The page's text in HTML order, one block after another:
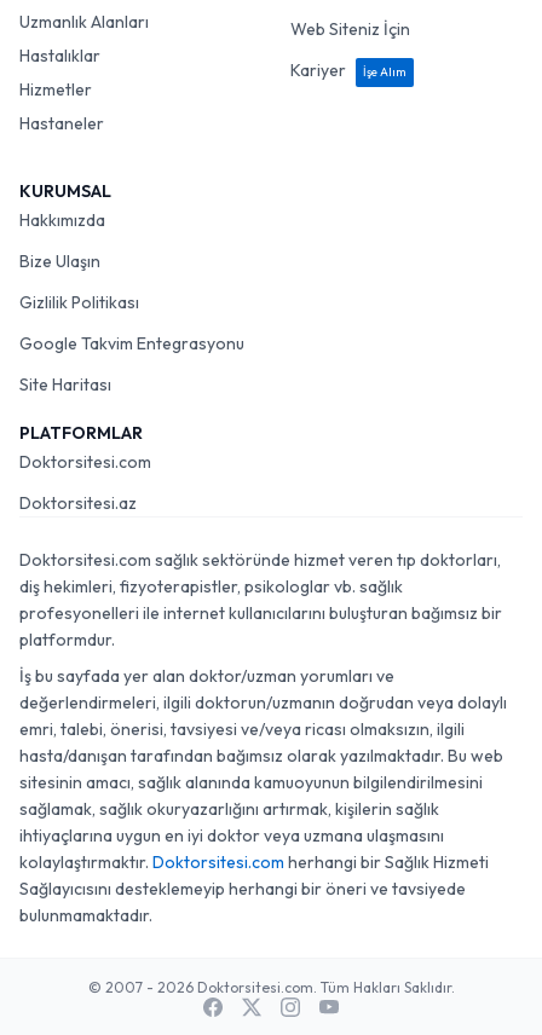
Uzmanlık Alanları
Hastalıklar
Hizmetler
Hastaneler
Web Siteniz İçin
Kariyer
İşe Alım
KURUMSAL
Hakkımızda
Bize Ulaşın
Gizlilik Politikası
Google Takvim Entegrasyonu
Site Haritası
PLATFORMLAR
Doktorsitesi.com
Doktorsitesi.az
Doktorsitesi.com sağlık sektöründe hizmet veren tıp doktorları,
diş hekimleri, fizyoterapistler, psikologlar vb. sağlık
profesyonelleri ile internet kullanıcılarını buluşturan bağımsız bir
platformdur.
İş bu sayfada yer alan doktor/uzman yorumları ve
değerlendirmeleri, ilgili doktorun/uzmanın doğrudan veya dolaylı
emri, talebi, önerisi, tavsiyesi ve/veya ricası olmaksızın, ilgili
hasta/danışan tarafından bağımsız olarak yazılmaktadır. Bu web
sitesinin amacı, sağlık alanında kamuoyunun bilgilendirilmesini
sağlamak, sağlık okuryazarlığını artırmak, kişilerin sağlık
ihtiyaçlarına uygun en iyi doktor veya uzmana ulaşmasını
kolaylaştırmaktır. Doktorsitesi.com herhangi bir Sağlık Hizmeti
Sağlayıcısını desteklemeyip herhangi bir öneri ve tavsiyede
bulunmamaktadır.
© 2007 - 2026 Doktorsitesi.com. Tüm Hakları Saklıdır.